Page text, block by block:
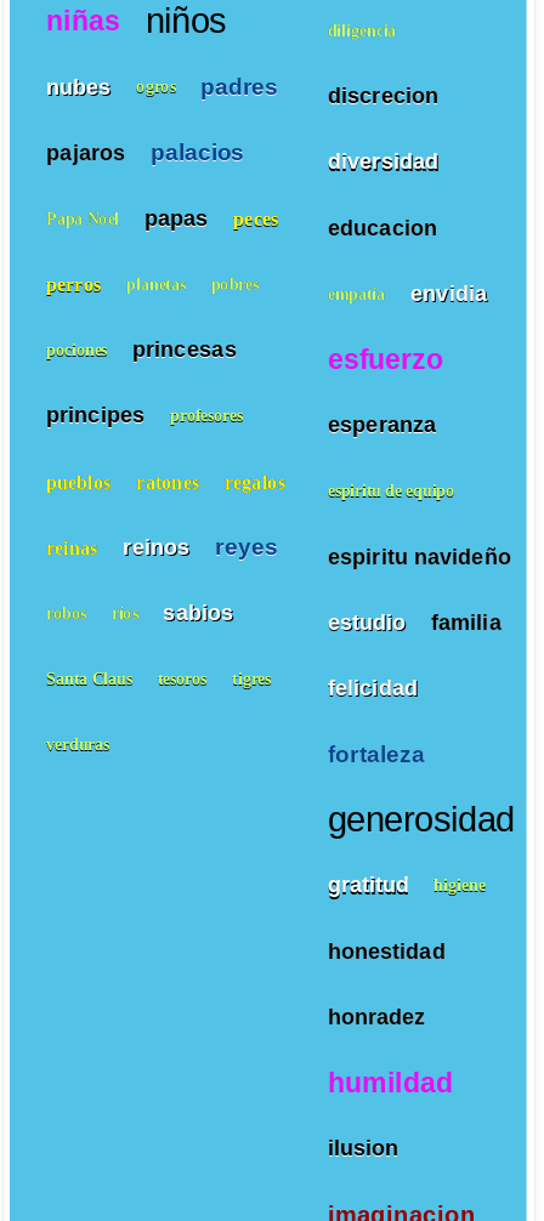
diligencia
discrecion
diversidad
educacion
empatía envidia
esfuerzo
esperanza
espiritu de equipo
espiritu navideño
estudio familia
felicidad
fortaleza
generosidad
gratitud higiene
honestidad
honradez
humildad
ilusion
imaginacion
niñas niños
nubes ogros padres
pajaros palacios
Papa Noel papas peces
perros planetas pobres
pociones princesas
principes profesores
pueblos ratones regalos
reinas reinos reyes
robos ríos sabios
Santa Claus tesoros tigres
verduras